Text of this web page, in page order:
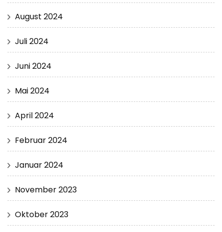
August 2024
Juli 2024
Juni 2024
Mai 2024
April 2024
Februar 2024
Januar 2024
November 2023
Oktober 2023